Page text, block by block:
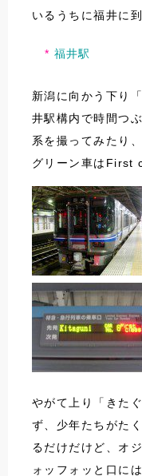
いるうちに福井に到
福井駅
新潟に向かう下り
井駅構内で時間つ
系を撮ってみたり
グリーン車はFirst
やがて上り「きた
ず、少年たちがた
るだけだけど、オ
ォッフォッと口に